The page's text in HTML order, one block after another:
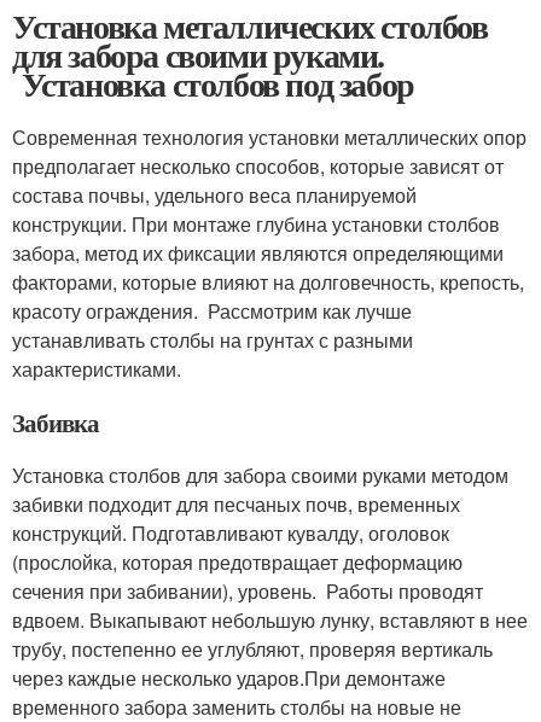
Установка металлических столбов
для забора своими руками.
Установка столбов под забор
Современная технология установки металлических опор
предполагает несколько способов, которые зависят от
состава почвы, удельного веса планируемой
конструкции. При монтаже глубина установки столбов
забора, метод их фиксации являются определяющими
факторами, которые влияют на долговечность, крепость,
красоту ограждения. Рассмотрим как лучше
устанавливать столбы на грунтах с разными
характеристиками.
Забивка
Установка столбов для забора своими руками методом
забивки подходит для песчаных почв, временных
конструкций. Подготавливают кувалду, оголовок
(прослойка, которая предотвращает деформацию
сечения при забивании), уровень. Работы проводят
вдвоем. Выкапывают небольшую лунку, вставляют в нее
трубу, постепенно ее углубляют, проверяя вертикаль
через каждые несколько ударов.При демонтаже
временного забора заменить столбы на новые не